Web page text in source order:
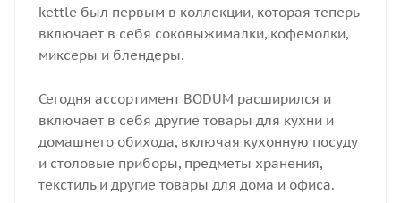
kettle был первым в коллекции, которая теперь
включает в себя соковыжималки, кофемолки,
миксеры и блендеры.
Сегодня ассортимент BODUM расширился и
включает в себя другие товары для кухни и
домашнего обихода, включая кухонную посуду
и столовые приборы, предметы хранения,
текстиль и другие товары для дома и офиса.